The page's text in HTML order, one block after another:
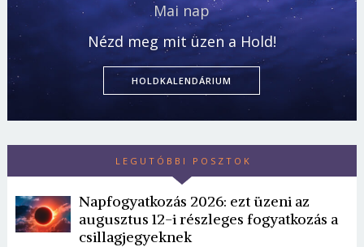
Mai nap
Nézd meg mit üzen a Hold!
HOLDKALENDÁRIUM
LEGUTÓBBI POSZTOK
Napfogyatkozás 2026: ezt üzeni az
augusztus 12-i részleges fogyatkozás a
csillagjegyeknek